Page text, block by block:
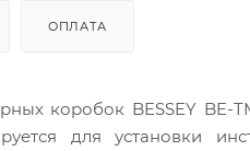
ОПЛАТА
коробок BESSEY
для установки